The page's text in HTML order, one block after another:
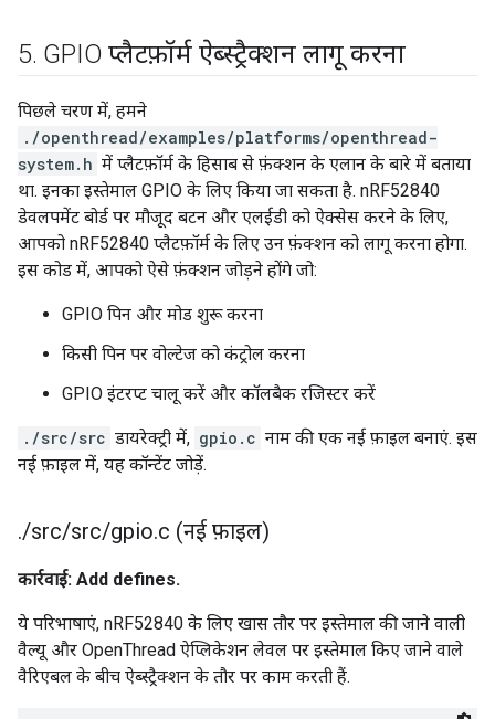
5. GPIO प्लैटफ़ॉर्म ऐब्स्ट्रैक्शन लागू करना
पिछले चरण में, हमने
./openthread/examples/platforms/openthread-
system.h में प्लैटफ़ॉर्म के हिसाब से फ़ंक्शन के एलान के बारे में बताया
था. इनका इस्तेमाल GPIO के लिए किया जा सकता है. nRF52840
डेवलपमेंट बोर्ड पर मौजूद बटन और एलईडी को ऐक्सेस करने के लिए,
आपको nRF52840 प्लैटफ़ॉर्म के लिए उन फ़ंक्शन को लागू करना होगा.
इस कोड में, आपको ऐसे फ़ंक्शन जोड़ने होंगे जो:
GPIO पिन और मोड शुरू करना
किसी पिन पर वोल्टेज को कंट्रोल करना
GPIO इंटरप्ट चालू करें और कॉलबैक रजिस्टर करें
./src/src डायरेक्ट्री में, gpio.c नाम की एक नई फ़ाइल बनाएं. इस
नई फ़ाइल में, यह कॉन्टेंट जोड़ें.
./src/src/gpio.c (नई फ़ाइल)
कार्रवाई: Add defines.
ये परिभाषाएं, nRF52840 के लिए खास तौर पर इस्तेमाल की जाने वाली
वैल्यू और OpenThread ऐप्लिकेशन लेवल पर इस्तेमाल किए जाने वाले
वैरिएबल के बीच ऐब्स्ट्रैक्शन के तौर पर काम करती हैं.